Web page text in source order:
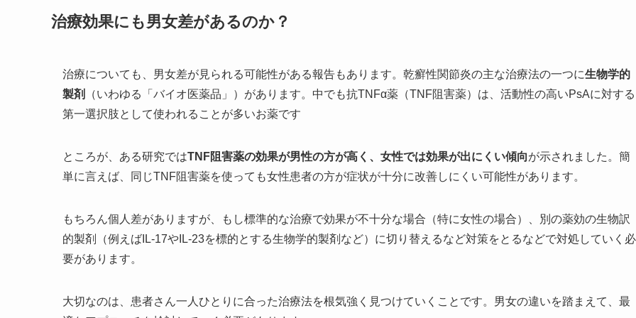
治療効果にも男女差があるのか？
治療についても、男女差が見られる可能性がある報告もあります。乾癬性関節炎の主な治療法の一つに生物学的
製剤
（いわゆる「バイオ医薬品」）があります。中でも抗TNFα薬（TNF阻害薬）は、活動性の高いPsAに対する
第一選択肢として使われることが多いお薬です​
ところが、ある研究ではTNF阻害薬の効果が男性の方が高く、女性では効果が出にくい傾向が示されました​。簡
単に言えば、同じTNF阻害薬を使っても女性患者の方が症状が十分に改善しにくい可能性があります。
もちろん個人差がありますが、もし標準的な治療で効果が不十分な場合（特に女性の場合）、別の薬効の生物訳
的製剤（例えばIL-17やIL-23を標的とする生物学的製剤など）に切り替えるなど対策をとるなどで対処していく必
要があります。
大切なのは、患者さん一人ひとりに合った治療法を根気強く見つけていくことです。男女の違いを踏まえて、最